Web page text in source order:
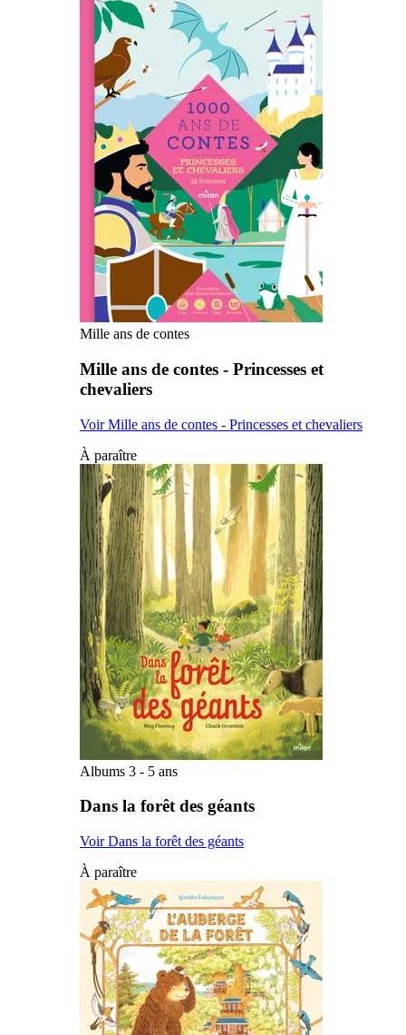
Mille ans de contes
Mille ans de contes - Princesses et
chevaliers
Voir Mille ans de contes - Princesses et chevaliers
À paraître
Albums 3 - 5 ans
Dans la forêt des géants
Voir Dans la forêt des géants
À paraître